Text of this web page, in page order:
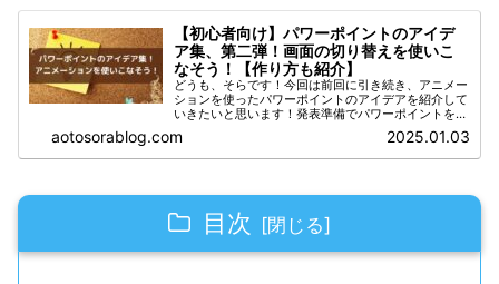
【初心者向け】パワーポイントのアイデ
ア集、第二弾！画面の切り替えを使いこ
なそう！【作り方も紹介】
どうも、そらです！今回は前回に引き続き、アニメー
ションを使ったパワーポイントのアイデアを紹介して
いきたいと思います！発表準備でパワーポイントを作
ろうと思っている方は、参考にしてみてくださいね！
※本記事で紹介するスライドは、Microsoft...
aotosorablog.com 2025.01.03
目次